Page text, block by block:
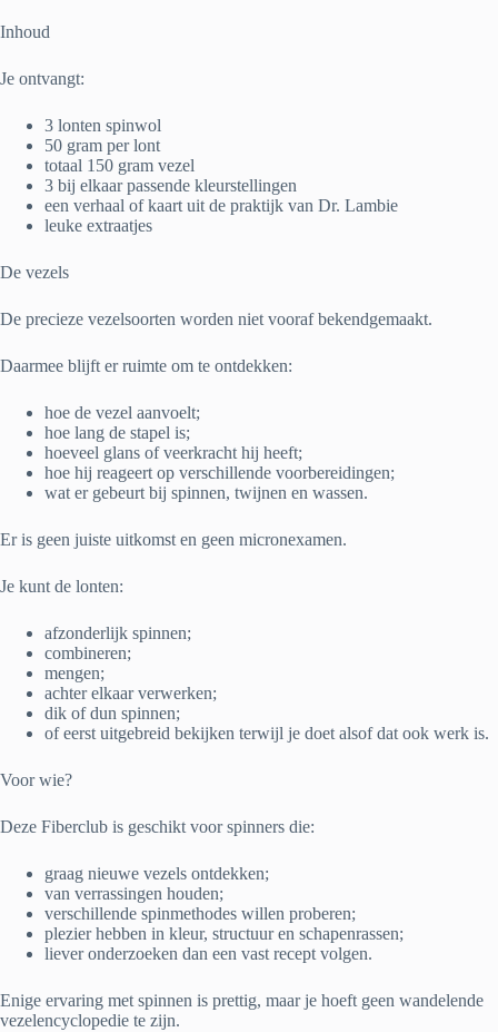
Inhoud
Je ontvangt:
3 lonten spinwol
50 gram per lont
totaal 150 gram vezel
3 bij elkaar passende kleurstellingen
een verhaal of kaart uit de praktijk van Dr. Lambie
leuke extraatjes
De vezels
De precieze vezelsoorten worden niet vooraf bekendgemaakt.
Daarmee blijft er ruimte om te ontdekken:
hoe de vezel aanvoelt;
hoe lang de stapel is;
hoeveel glans of veerkracht hij heeft;
hoe hij reageert op verschillende voorbereidingen;
wat er gebeurt bij spinnen, twijnen en wassen.
Er is geen juiste uitkomst en geen micronexamen.
Je kunt de lonten:
afzonderlijk spinnen;
combineren;
mengen;
achter elkaar verwerken;
dik of dun spinnen;
of eerst uitgebreid bekijken terwijl je doet alsof dat ook werk is.
Voor wie?
Deze Fiberclub is geschikt voor spinners die:
graag nieuwe vezels ontdekken;
van verrassingen houden;
verschillende spinmethodes willen proberen;
plezier hebben in kleur, structuur en schapenrassen;
liever onderzoeken dan een vast recept volgen.
Enige ervaring met spinnen is prettig, maar je hoeft geen wandelende
vezelencyclopedie te zijn.